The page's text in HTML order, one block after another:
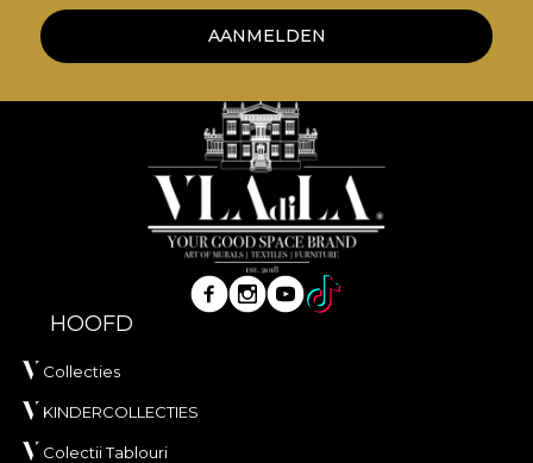
AANMELDEN
HOOFD
Collecties
KINDERCOLLECTIES
Colectii Tablouri